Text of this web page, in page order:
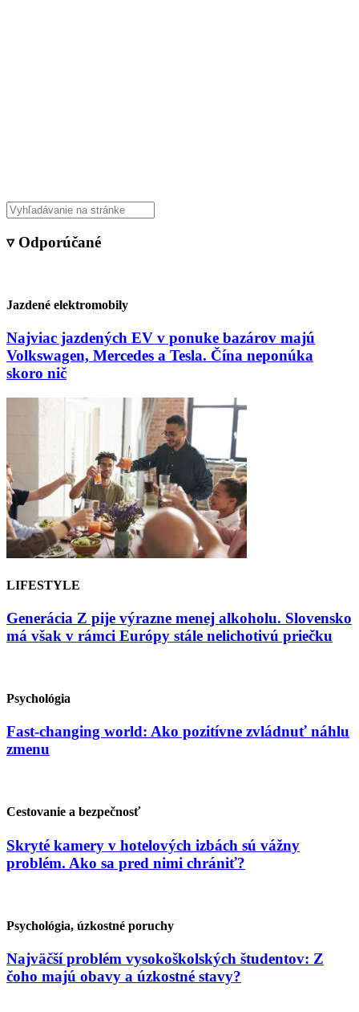
▿ Odporúčané
Jazdené elektromobily
Najviac jazdených EV v ponuke bazárov majú
Volkswagen, Mercedes a Tesla. Čína neponúka
skoro nič
LIFESTYLE
Generácia Z pije výrazne menej alkoholu. Slovensko
má však v rámci Európy stále nelichotivú priečku
Psychológia
Fast-changing world: Ako pozitívne zvládnuť náhlu
zmenu
Cestovanie a bezpečnosť
Skryté kamery v hotelových izbách sú vážny
problém. Ako sa pred nimi chrániť?
Psychológia, úzkostné poruchy
Najväčší problém vysokoškolských študentov: Z
čoho majú obavy a úzkostné stavy?